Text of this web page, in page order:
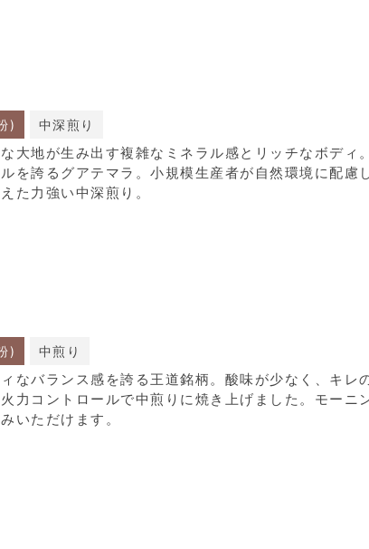
) 中深煎り
大地が生み出す複雑なミネラル感とリッチなボデ
を誇るグアテマラ。小規模生産者が自然環境に配
た力強い中深煎り。
) 中煎り
なバランス感を誇る王道銘柄。酸味が少なく、キ
力コントロールで中煎りに焼き上げました。モー
いただけます。